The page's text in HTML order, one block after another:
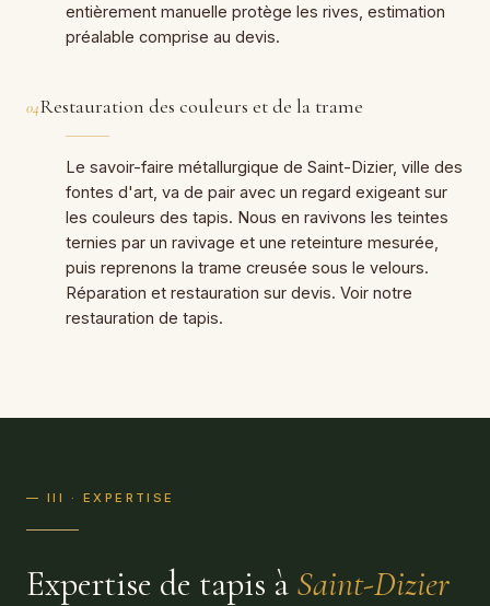
entièrement manuelle protège les rives, estimation
préalable comprise au devis.
04Restauration des couleurs et de la trame
Le savoir-faire métallurgique de Saint-Dizier, ville des
fontes d'art, va de pair avec un regard exigeant sur
les couleurs des tapis. Nous en ravivons les teintes
ternies par un ravivage et une reteinture mesurée,
puis reprenons la trame creusée sous le velours.
Réparation et restauration sur devis. Voir notre
restauration de tapis.
— III · EXPERTISE
Expertise de tapis à Saint-Dizier